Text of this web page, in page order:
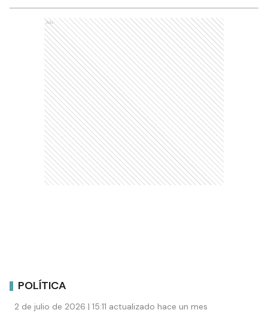
Ads
POLÍTICA
2 de julio de 2026 | 15:11 actualizado hace un mes